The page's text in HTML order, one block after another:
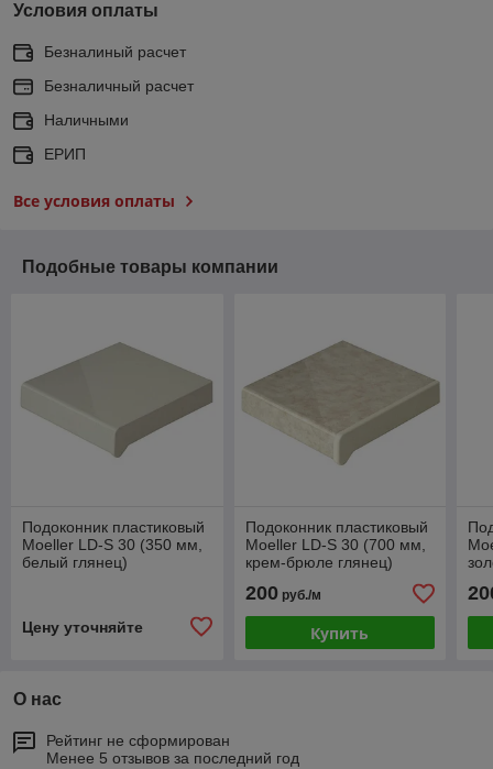
Условия оплаты
Безналиный расчет
Безналичный расчет
Наличными
ЕРИП
Все условия оплаты
Подобные товары компании
Подоконник пластиковый
Moeller LD-S 30 (350 мм,
белый глянец)
Цену уточняйте
Подоконник пластиковый
Moeller LD-S 30 (700 мм,
крем-брюле глянец)
200руб./м
Купить
О нас
Рейтинг не сформирован
Менее 5 отзывов за последний год